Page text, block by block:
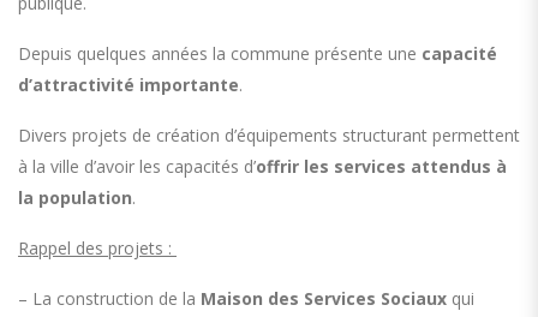
Depuis quelques années la commune présente une capacité
d’attractivité importante.
Divers projets de création d’équipements structurant permettent
à la ville d’avoir les capacités d’offrir les services attendus à
la population.
Rappel des projets :
– La construction de la Maison des Services Sociaux qui